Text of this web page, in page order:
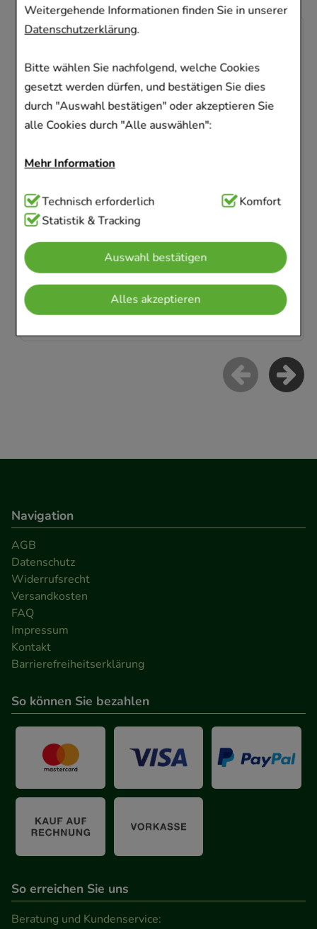
Weitergehende Informationen finden Sie in unserer
Datenschutzerklärung.
Bitte wählen Sie nachfolgend, welche Cookies
gesetzt werden dürfen, und bestätigen Sie dies
durch "Auswahl bestätigen" oder akzeptieren Sie
alle Cookies durch "Alle auswählen":
Mehr Information
Technisch Notwendig:Hierbei handelt es sich um
Cookies, die für die Grundfunktionen unserer
Website notwendig sind (z.B. Navigation,
Warenkorb, Kundenkonto), weshalb auf diese nicht
verzichtet werden kann.
Komfort:Diese Cookies werden genutzt um das
Einkaufserlebnis noch ansprechender zu gestalten,
beispielsweise für die Wiedererkennung des
Besuchers oder unsere Seite an bevorzugte
Verhaltensweisen (z.B. Spracheinstellung)
Statistik & Tracking:
Informationen über die Art und Weise der Nutzung
unserer Website sammeln, mit deren Hilfe wir
unsere Website weiter für Sie optimieren können,
den Inhalt auf unserer Website aber auch die
Werbung auf Drittseiten möglichst relevant für Sie
zu gestalten. Bitte beachten Sie, dass Daten hierfür
teilweise an Dritte wie z.B. Google oder soziale
Medien übertragen werden.
Technisch erforderlich
Komfort
Statistik & Tracking
Auswahl bestätigen
Alles akzeptieren
15mlNasenspray
00999848
Sofort lieferbar
2,55 €¹
AVP:7,50 €²
pro 1 l
-66%
Navigation
AGB
Datenschutz
Widerrufsrecht
Versandkosten
FAQ
Impressum
Kontakt
Barrierefreiheitserklärung
So können Sie bezahlen
So erreichen Sie uns
Beratung und Kundenservice: